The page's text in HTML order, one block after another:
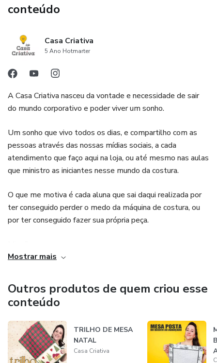
conteúdo
Casa Criativa
5 Ano Hotmarter
A Casa Criativa nasceu da vontade e necessidade de sair
do mundo corporativo e poder viver um sonho.
Um sonho que vivo todos os dias, e compartilho com as
pessoas através das nossas mídias sociais, a cada
atendimento que faço aqui na loja, ou até mesmo nas aulas
que ministro as iniciantes nesse mundo da costura.
O que me motiva é cada aluna que sai daqui realizada por
ter conseguido perder o medo da máquina de costura, ou
por ter conseguido fazer sua própria peça.
Mostrar para as pessoas que é possível sim, viver de
artesanato.
Visão
Visamos alcançar o maior número possível de pessoas
Mostrar mais
Outros produtos de quem criou esse
conteúdo
TRILHO DE MESA
NATAL
Casa Criativa